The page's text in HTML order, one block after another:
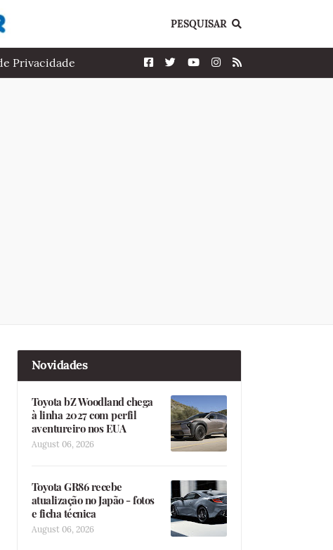
PESQUISAR
Privacidade
Novidades
Toyota bZ Woodland chega
à linha 2027 com perfil
aventureiro nos EUA
August 06, 2026
Toyota GR86 recebe
atualização no Japão - fotos
e ficha técnica
August 06, 2026